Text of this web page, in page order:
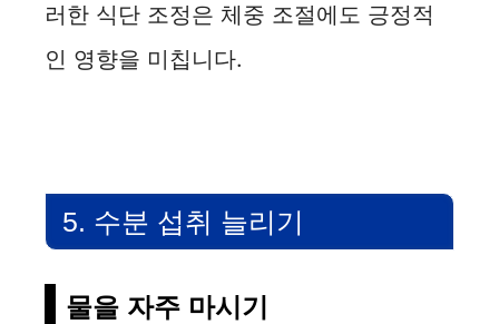
러한 식단 조정은 체중 조절에도 긍정적
인 영향을 미칩니다.
5. 수분 섭취 늘리기
물을 자주 마시기